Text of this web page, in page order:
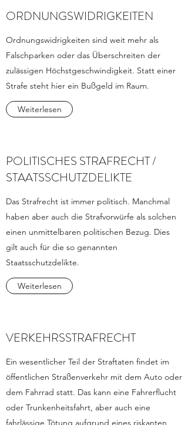
ORDNUNGSWIDRIGKEITEN
Ordnungswidrigkeiten sind weit mehr als
Falschparken oder das Überschreiten der
zulässigen Höchstgeschwindigkeit. Statt einer
Strafe steht hier ein Bußgeld im Raum.
Weiterlesen
POLITISCHES STRAFRECHT /
STAATSSCHUTZDELIKTE
Das Strafrecht ist immer politisch. Manchmal
haben aber auch die Strafvorwürfe als solchen
einen unmittelbaren politischen Bezug. Dies
gilt auch für die so genannten
Staatsschutzdelikte.
Weiterlesen
VERKEHRSSTRAFRECHT
Ein wesentlicher Teil der Straftaten findet im
öffentlichen Straßenverkehr mit dem Auto oder
dem Fahrrad statt. Das kann eine Fahrerflucht
oder Trunkenheitsfahrt, aber auch eine
fahrlässige Tötung aufgrund eines riskanten